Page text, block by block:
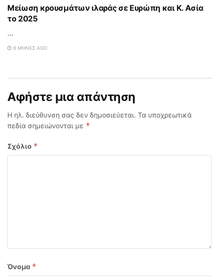
Μείωση κρουσμάτων ιλαράς σε Ευρώπη και Κ. Ασία
το 2025
...
6 ΜΉΝΕΣ AGO
Αφήστε μια απάντηση
Η ηλ. διεύθυνση σας δεν δημοσιεύεται. Τα υποχρεωτικά
πεδία σημειώνονται με *
Σχόλιο *
Όνομα *